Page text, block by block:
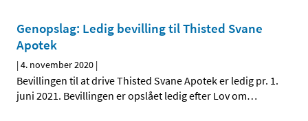
Genopslag: Ledig bevilling til Thisted Svane
Apotek
|4. november 2020 |
Bevillingen til at drive Thisted Svane Apotek er ledig pr. 1.
juni 2021. Bevillingen er opslået ledig efter Lov om…